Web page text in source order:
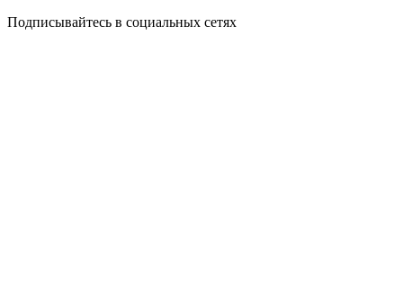
Подписывайтесь в социальных сетях